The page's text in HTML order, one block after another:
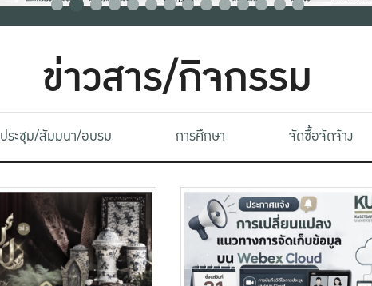
ข่าวสาร/กิจกรรม
ประชุม/สัมมนา/อบรม การศึกษา จัดซื้อจัดจ้าง